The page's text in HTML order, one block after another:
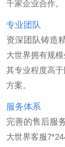
千家企业合作。
专业团队
资深团队铸造
大世界拥有规
其专业程度高
方案。
服务体系
完善的售后服
大世界客服